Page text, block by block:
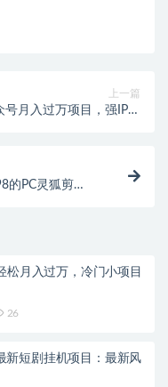
上一篇
号月入过万项目，强IP强
的PC灵狐剪
月入过万，冷门小项目
26
新短剧挂机项目：最新风